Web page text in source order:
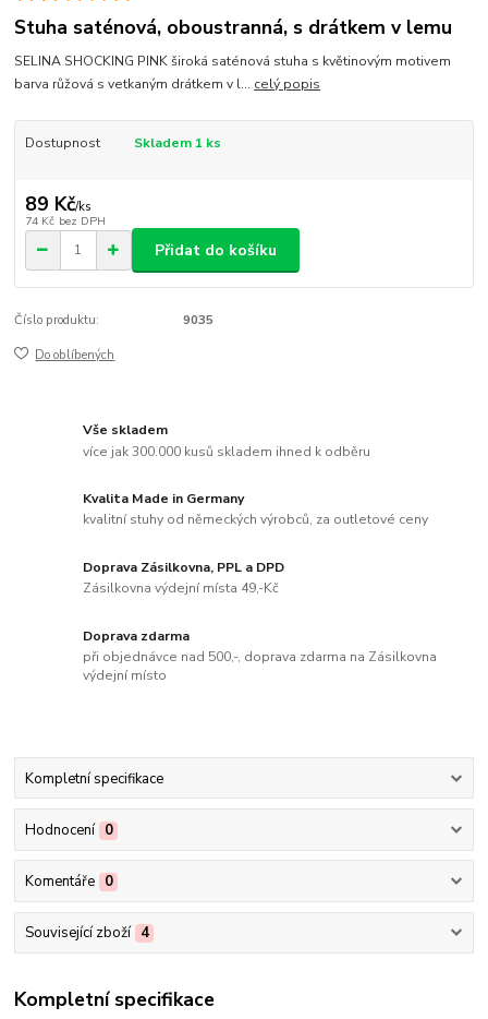
Stuha saténová, oboustranná, s drátkem v lemu
SELINA SHOCKING PINK široká saténová stuha s květinovým motivem
barva růžová s vetkaným drátkem v l... celý popis
Dostupnost Skladem 1 ks
89 Kč/ks
74 Kč bez DPH
Přidat do košíku
Číslo produktu: 9035
Do oblíbených
Vše skladem
více jak 300.000 kusů skladem ihned k odběru
Kvalita Made in Germany
kvalitní stuhy od německých výrobců, za outletové ceny
Doprava Zásilkovna, PPL a DPD
Zásilkovna výdejní místa 49,-Kč
Doprava zdarma
při objednávce nad 500,-, doprava zdarma na Zásilkovna
výdejní místo
Kompletní specifikace
Hodnocení 0
Komentáře 0
Související zboží 4
Kompletní specifikace